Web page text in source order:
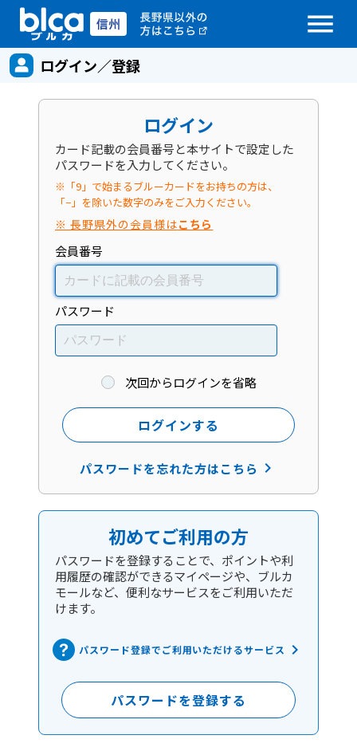
menu
ログイン／登録
ログイン
カード記載の会員番号と本サイトで設定した
パスワードを入力してください。
※「9」で始まるブルーカードをお持ちの方は、
「−」を除いた数字のみをご入力ください。
※ 長野県外の会員様はこちら
会員番号
パスワード
次回からログインを省略
ログインする
パスワードを忘れた方はこちら keyboard_arrow_right
初めてご利用の方
パスワードを登録することで、ポイントや利
用履歴の確認ができるマイページや、ブルカ
モールなど、便利なサービスをご利用いただ
けます。
パスワード登録でご利用いただけるサービス keyboard_arrow_right
パスワードを登録する